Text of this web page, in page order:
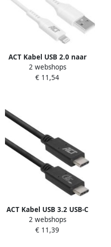
ACT Kabel USB 2.0 naar
Lightning laad -en data 2
meter
2 webshops
€ 11,54
ACT Kabel USB 3.2 USB-C
USB-IF gecertificeerd 2
meter
2 webshops
€ 11,39